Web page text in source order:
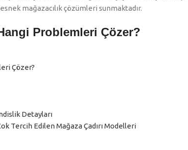
mağazacılık çözümleri sunmaktadır.
Problemleri Çözer?
Çözer?
Detayları
Tercih Edilen Mağaza Çadırı Modelleri